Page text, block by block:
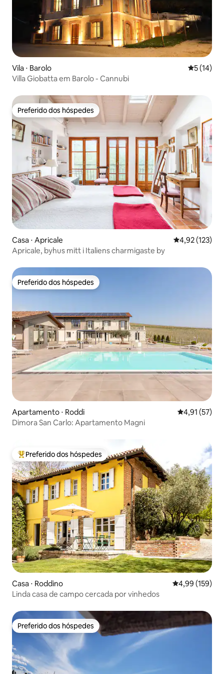
Vila ⋅ Barolo 5 de uma
5 (14)
Villa Giobatta em Barolo - Cannubi
Preferido dos hóspedes
Preferido dos hóspedes
Casa ⋅ Apricale 4,92 de uma
4,92 (123)
Apricale, byhus mitt i Italiens charmigaste by
Preferido dos hóspedes
Preferido dos hóspedes
Apartamento ⋅ Roddi 4,91 de uma
4,91 (57)
Dimora San Carlo: Apartamento Magni
Entre os melhores preferidos dos hóspedes
Preferido dos hóspedes
Casa ⋅ Roddino 4,99 de uma
4,99 (159)
Linda casa de campo cercada por vinhedos
Preferido dos hóspedes
Preferido dos hóspedes